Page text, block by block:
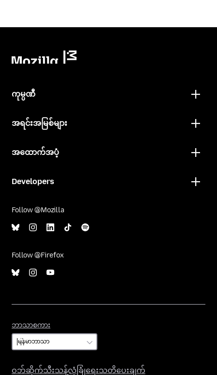
ကုမ္ပဏီ
အရင်းအမြစ်များ
အထောက်အပံ့
Developers
Follow @Mozilla
Follow @Firefox
ဘာသာစကား
ဝဘ်ဆိုက်သီးသန့်လုံခြုံရေးသတိပေးချက်